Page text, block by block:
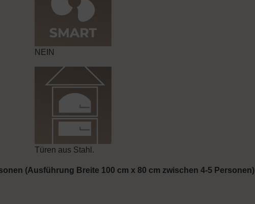
NEIN
Türen aus Stahl.
(Ausführung Breite 100 cm x 80 cm zwischen 4-5 Personen)